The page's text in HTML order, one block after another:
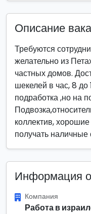
Описание
Требуются
желательно из
частных домов.
шекелей в час, 8 до
подработка ,но на
коллектив,
получать
Информация
Компания
Работа в